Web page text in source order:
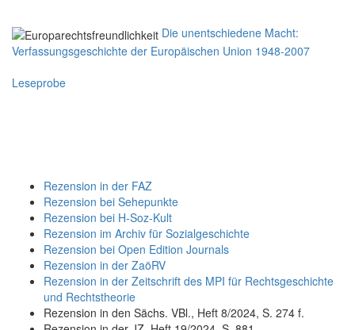
Die unentschiedene Macht:
Verfassungsgeschichte der Europäischen Union 1948-2007
Leseprobe
Rezension in der FAZ
Rezension bei Sehepunkte
Rezension bei H-Soz-Kult
Rezension im Archiv für Sozialgeschichte
Rezension bei Open Edition Journals
Rezension in der ZaöRV
Rezension in der Zeitschrift des MPI für Rechtsgeschichte
und Rechtstheorie
Rezension in den Sächs. VBl., Heft 8/2024, S. 274 f.